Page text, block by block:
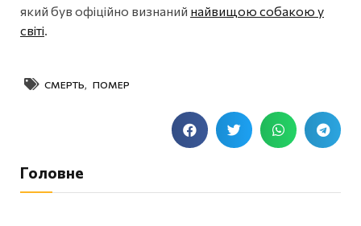
який був офіційно визнаний найвищою собакою у
світі
СМЕРТЬ ПОМЕР
Головне